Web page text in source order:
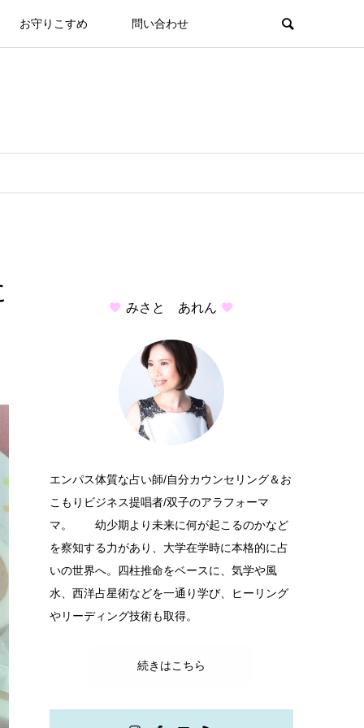
お守りこすめ 問い合わせ
みさと あれん
エンパス体質な占い師/自分カウンセリング＆お
こもりビジネス提唱者/双子のアラフォーマ
マ。 幼少期より未来に何が起こるのかなど
を察知する力があり、大学在学時に本格的に占
いの世界へ。四柱推命をベースに、気学や風
水、西洋占星術などを一通り学び、ヒーリング
やリーディング技術も取得。
続きはこちら